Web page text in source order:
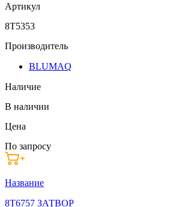
Артикул
8T5353
Производитель
BLUMAQ
Наличие
В наличии
Цена
По запросу
Название
8T6757 ЗАТВОР